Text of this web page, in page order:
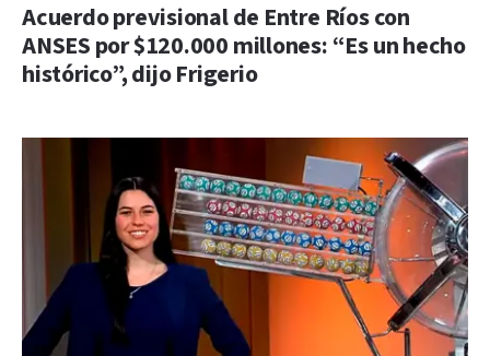
Acuerdo previsional de Entre Ríos con
ANSES por $120.000 millones: “Es un hecho
histórico”, dijo Frigerio